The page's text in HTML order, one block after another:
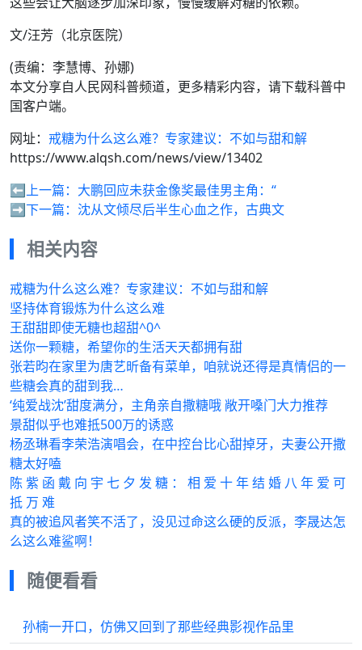
文/汪芳（北京医院）
(责编：李慧博、孙娜)
本文分享自人民网科普频道，更多精彩内容，请下载科普中
国客户端。
网址： 戒糖为什么这么难？专家建议：不如与甜和解
https://www.alqsh.com/news/view/13402
⬅️上一篇： 大鹏回应未获金像奖最佳男主角：“
➡️下一篇： 沈从文倾尽后半生心血之作，古典文
相关内容
戒糖为什么这么难？专家建议：不如与甜和解
坚持体育锻炼为什么这么难
王甜甜即使无糖也超甜^0^
送你一颗糖，希望你的生活天天都拥有甜
张若昀在家里为唐艺昕备有菜单，咱就说还得是真情侣的一
些糖会真的甜到我…
‘纯爱战沈’甜度满分，主角亲自撒糖哦 敞开嗓门大力推荐
景甜似乎也难抵500万的诱惑
杨丞琳看李荣浩演唱会，在中控台比心甜掉牙，夫妻公开撒
糖太好嗑
陈 紫 函 戴 向 宇 七 夕 发 糖 ： 相 爱 十 年 结 婚 八 年 爱 可
抵 万 难
真的被追风者笑不活了，没见过命这么硬的反派，李晟达怎
么这么难鲨啊！
随便看看
孙楠一开口，仿佛又回到了那些经典影视作品里